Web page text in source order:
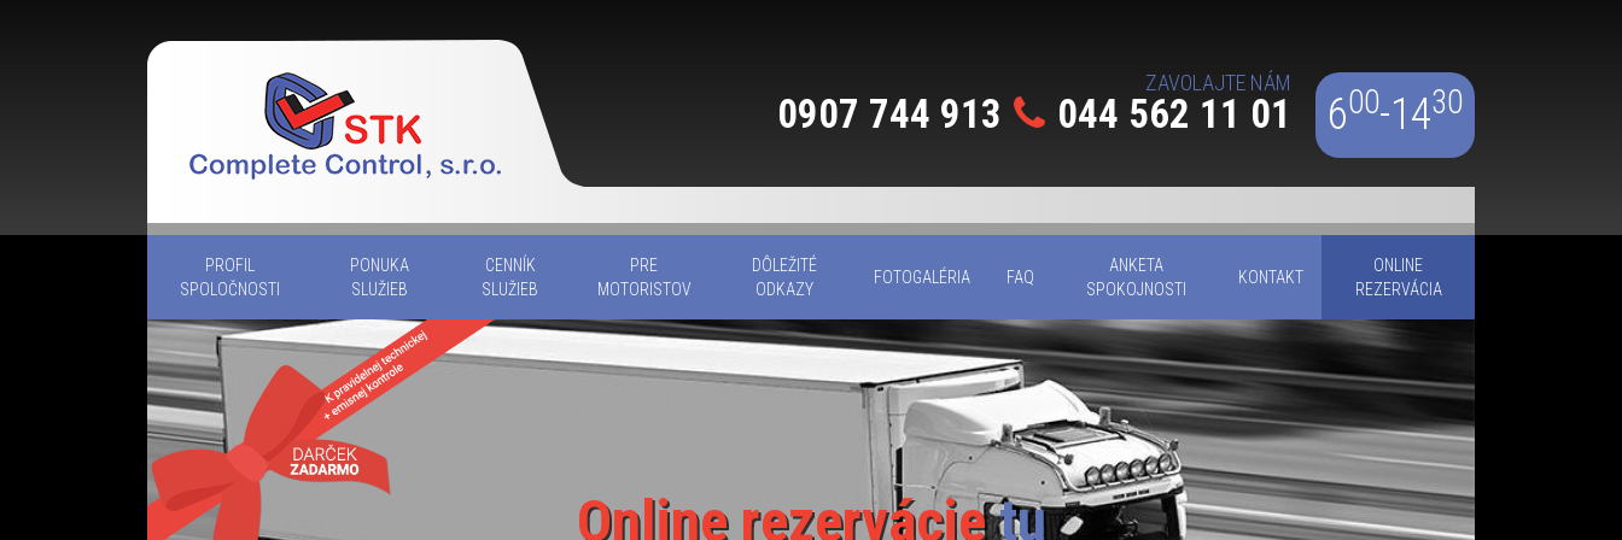
ZAVOLAJTE NÁM
0907 744 913 044 562 11 01 600-1430
PROFIL
SPOLOČNOSTI
PONUKA
SLUŽIEB
CENNÍK
SLUŽIEB
PRE
MOTORISTOV
DÔLEŽITÉ
ODKAZY
FOTOGALÉRIA FAQ
ANKETA
SPOKOJNOSTI
KONTAKT
ONLINE
REZERVÁCIA
Online rezervácietu